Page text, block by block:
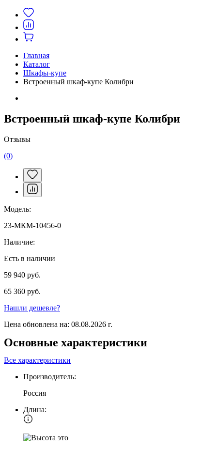
Главная
Каталог
Шкафы-купе
Встроенный шкаф-купе Колибри
Встроенный шкаф-купе Колибри
Отзывы
(0)
Модель:
23-МКМ-10456-0
Наличие:
Есть в наличии
59 940 руб.
65 360 руб.
Нашли дешевле?
Цена обновлена на: 08.08.2026 г.
Основные характеристики
Все характеристики
Производитель:
Россия
Длина: